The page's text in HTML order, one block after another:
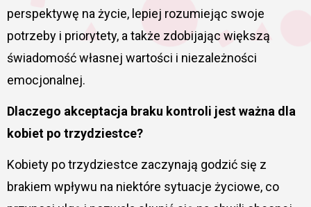
perspektywę na życie, lepiej rozumiejąc swoje
potrzeby i priorytety, a także zdobijając większą
świadomość własnej wartości i niezależności
emocjonalnej.
Dlaczego akceptacja braku kontroli jest ważna dla
kobiet po trzydziestce?
Kobiety po trzydziestce zaczynają godzić się z
brakiem wpływu na niektóre sytuacje życiowe, co